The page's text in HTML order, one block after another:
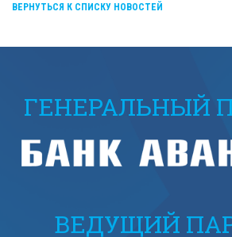
ВЕРНУТЬСЯ К СПИСКУ НОВОСТЕЙ
ГЕНЕРАЛЬНЫЙ
ВЕДУЩИЙ